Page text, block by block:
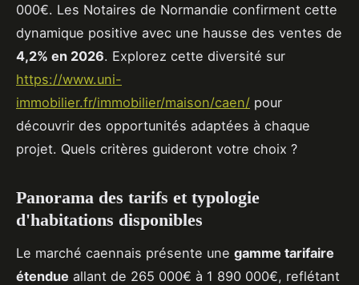
000€. Les Notaires de Normandie confirment cette
dynamique positive avec une hausse des ventes de
4,2% en 2026. Explorez cette diversité sur
https://www.uni-
immobilier.fr/immobilier/maison/caen/ pour
découvrir des opportunités adaptées à chaque
projet. Quels critères guideront votre choix ?
Panorama des tarifs et typologie
d'habitations disponibles
Le marché caennais présente une gamme tarifaire
étendue allant de 265 000€ à 1 890 000€, reflétant